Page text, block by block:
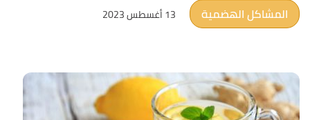
المشاكل الهضمية
13 أغسطس 2023